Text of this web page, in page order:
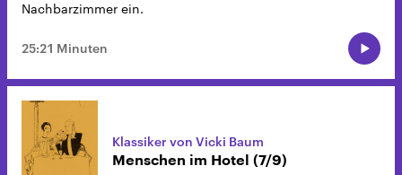
Nachbarzimmer ein.
25:21 Minuten
Klassiker von Vicki Baum
Menschen im Hotel (7/9)